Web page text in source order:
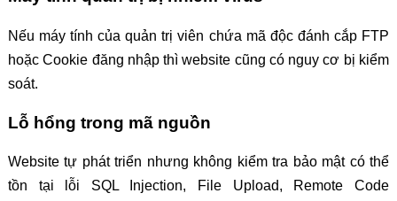
Nếu máy tính của quản trị viên chứa mã độc đánh cắp FTP
hoặc Cookie đăng nhập thì website cũng có nguy cơ bị kiểm
soát.
Lỗ hổng trong mã nguồn
Website tự phát triển nhưng không kiểm tra bảo mật có thể
tồn tại lỗi SQL Injection, File Upload, Remote Code